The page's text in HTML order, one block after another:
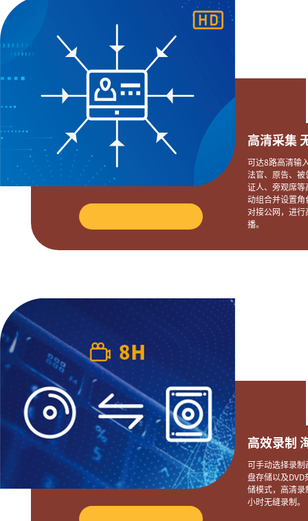
高清采集
可达8路高清输
法官、原告、
证人、旁观席
动组合并设置
对接公网，进
播。
高效录制
可手动选择录
盘存储以及
储模式，高清
小时无缝录制。